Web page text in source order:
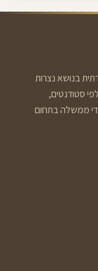
בנושא נצרות
לאלפי סטודנטים,
ממשלה בתחום